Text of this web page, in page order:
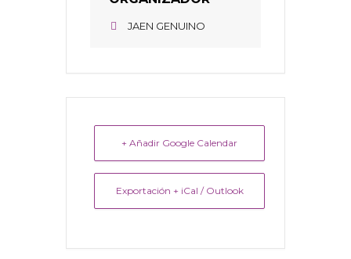
JAEN GENUINO
+ Añadir Google Calendar
Exportación + iCal / Outlook